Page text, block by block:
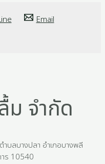
Email
ม จำกัด
บลบางปลา อำเภอบางพลี
ร 10540